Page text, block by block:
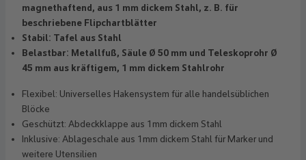
magnethaftend, aus 1 mm dickem Stahl, z. B. für
beschriebene Flipchartblätter
Stabil: Tafel aus Stahl
Belastbar: Metallfuß, Säule Ø 50 mm und Teleskoprohr Ø
45 mm aus kräftigem, 1 mm dickem Stahlrohr
Flexibel: Universelles Hakensystem für alle handelsüblichen
Blöcke
Geschützt: Abdeckklappe aus 1mm dickem Stahl
Inklusive: Ablageschale aus 1mm dickem Stahl für Marker und
weitere Utensilien